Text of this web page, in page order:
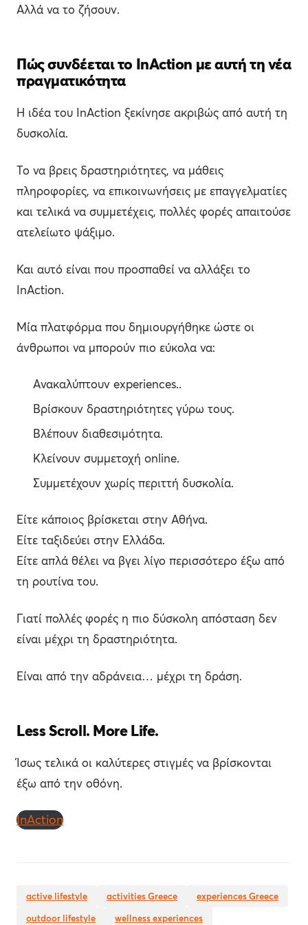
Αλλά να το ζήσουν.
Πώς συνδέεται το InAction με αυτή τη νέα
πραγματικότητα
Η ιδέα του InAction ξεκίνησε ακριβώς από αυτή τη
δυσκολία.
Το να βρεις δραστηριότητες, να μάθεις
πληροφορίες, να επικοινωνήσεις με επαγγελματίες
και τελικά να συμμετέχεις, πολλές φορές απαιτούσε
ατελείωτο ψάξιμο.
Και αυτό είναι που προσπαθεί να αλλάξει το
InAction.
Μία πλατφόρμα που δημιουργήθηκε ώστε οι
άνθρωποι να μπορούν πιο εύκολα να:
Aνακαλύπτουν experiences..
Bρίσκουν δραστηριότητες γύρω τους.
Bλέπουν διαθεσιμότητα.
Kλείνουν συμμετοχή online.
Συμμετέχουν χωρίς περιττή δυσκολία.
Είτε κάποιος βρίσκεται στην Αθήνα.
Είτε ταξιδεύει στην Ελλάδα.
Είτε απλά θέλει να βγει λίγο περισσότερο έξω από
τη ρουτίνα του.
Γιατί πολλές φορές η πιο δύσκολη απόσταση δεν
είναι μέχρι τη δραστηριότητα.
Είναι από την αδράνεια… μέχρι τη δράση.
Less Scroll. More Life.
Ίσως τελικά οι καλύτερες στιγμές να βρίσκονται
έξω από την οθόνη.
InAction
active lifestyle activities Greece
experiences Greece
outdoor lifestyle
wellness experiences